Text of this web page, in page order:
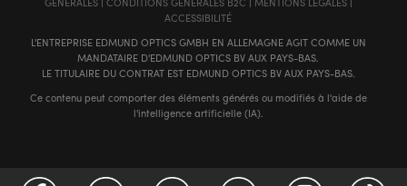
ACCESSIBILITÉ
L'ENTREPRISE EDMUND OPTICS GMBH EN ALLEMAGNE AGIT COMME UN
MANDATAIRE D'EDMUND OPTICS BV AUX PAYS-BAS.
LE TITULAIRE DU CONTRAT EST EDMUND OPTICS BV AUX PAYS-BAS.
Ce contenu peut comporter des éléments générés ou modifiés à l'aide de
l'intelligence artificielle (IA).